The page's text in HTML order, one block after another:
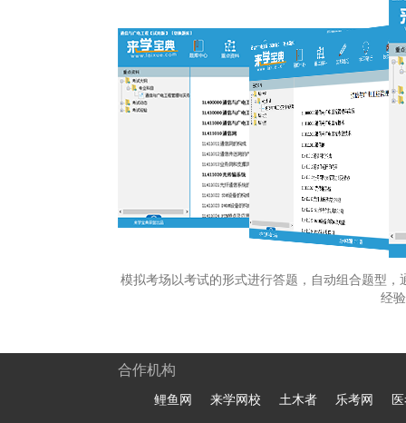
模拟考场以考试的形式进行答题，自动组合题型
经
合作机构
鲤鱼网 来学网校 土木者 乐考网